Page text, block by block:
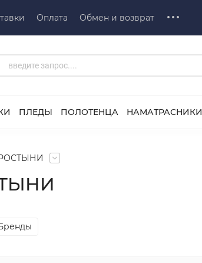
Оплата Обмен и возврат
ПЛЕДЫ ПОЛОТЕНЦА НАМАТРАСНИКИ